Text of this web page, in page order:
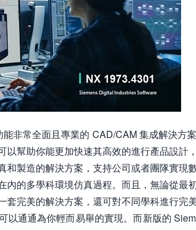
能非常全面且專業的 CAD/CAM 集成解決方
以幫助你能更加快速其高效的進行產品設計
和製造的解決方案，支持公司或者團隊實現
內的多學科環境仿真過程。而且，無論從最
套完美的解決方案，還可對不同學科進行完
以通通為你輕而易舉的實現。而新版的